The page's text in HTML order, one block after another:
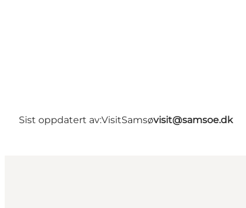
Sist oppdatert av:VisitSamsøvisit@samsoe.dk